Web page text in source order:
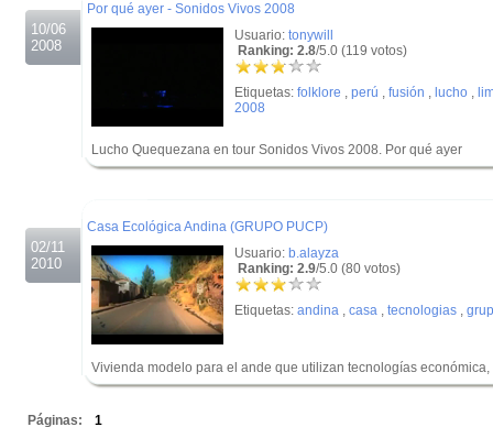
10/06
2008
Por qué ayer - Sonidos Vivos 2008
Usuario: tonywill
Ranking: 2.8/5.0 (119 votos)
Etiquetas: folklore , perú , fusión , lucho ,
2008
Lucho Quequezana en tour Sonidos Vivos 2008. Por qué ayer
02/11
2010
Casa Ecológica Andina (GRUPO PUCP)
Usuario: b.alayza
Ranking: 2.9/5.0 (80 votos)
Etiquetas: andina , casa , tecnologias ,
Vivienda modelo para el ande que utilizan tecnologías
Páginas: 1